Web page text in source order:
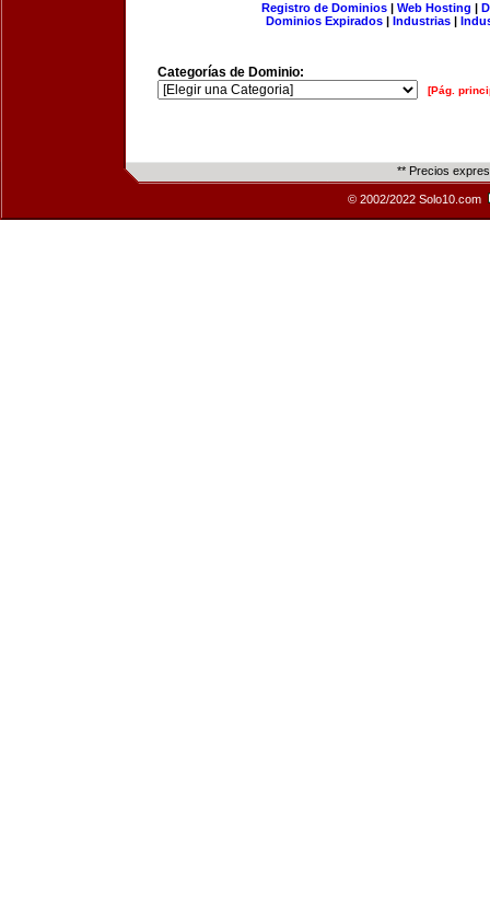
Registro de Dominios| Web Hosting |
Dominios Expirados | Industrias |
Categorías de Dominio:
[Pág.
** Precios
© 2002/2022 Solo10.com